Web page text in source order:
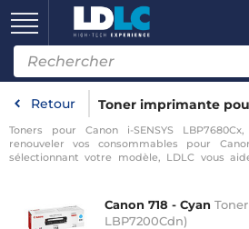
Retour
Toners pour Canon i-SENSYS
renouveler vos consommables pour
sélectionnant votre modèle, LDLC vous
Canon 718 - Cyan
LBP7200Cdn)